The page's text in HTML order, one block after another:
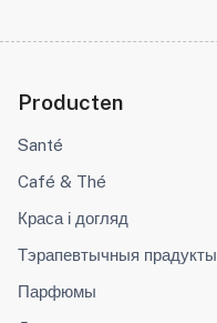
Producten
Santé
Café & Thé
Краса і догляд
Тэрапевтычныя прадукты
Парфюмы